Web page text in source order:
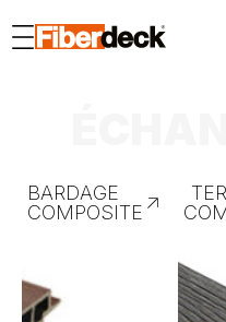
BARDAGE
COMPOSITE